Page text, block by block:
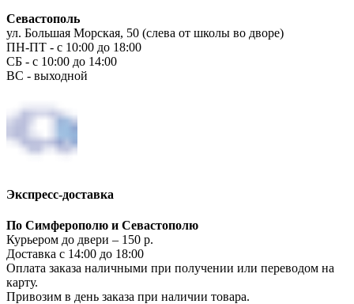
Севастополь
ул. Большая Морская, 50 (слева от школы во дворе)
ПН-ПТ - с 10:00 до 18:00
СБ - с 10:00 до 14:00
ВС - выходной
Экспресс-доставка
По Симферополю и Севастополю
Курьером до двери – 150 р.
Доставка с 14:00 до 18:00
Оплата заказа наличными при получении или переводом на
карту.
Привозим в день заказа при наличии товара.